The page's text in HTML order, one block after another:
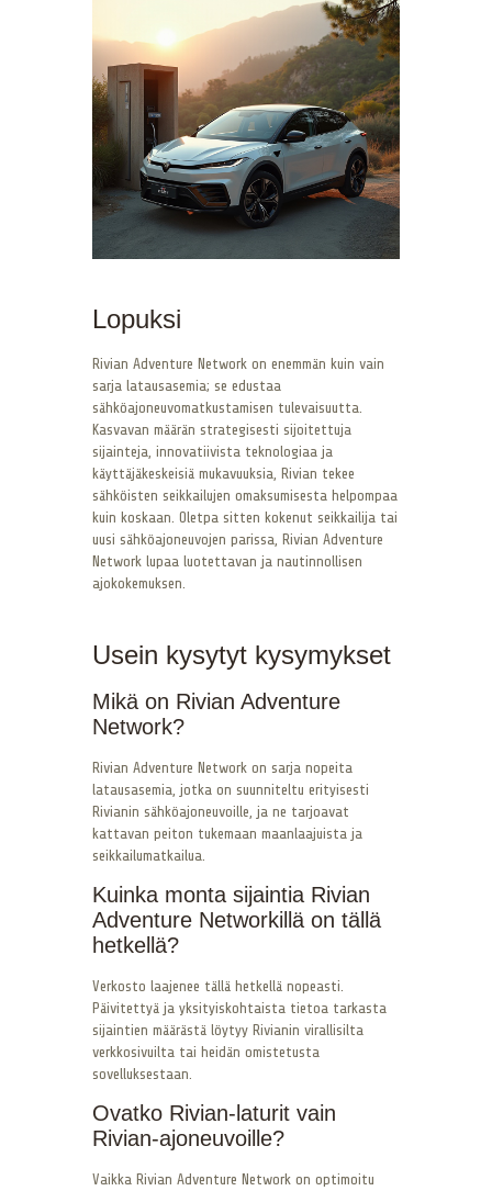
Lopuksi
Rivian Adventure Network on enemmän kuin vain
sarja latausasemia; se edustaa
sähköajoneuvomatkustamisen tulevaisuutta.
Kasvavan määrän strategisesti sijoitettuja
sijainteja, innovatiivista teknologiaa ja
käyttäjäkeskeisiä mukavuuksia, Rivian tekee
sähköisten seikkailujen omaksumisesta helpompaa
kuin koskaan. Oletpa sitten kokenut seikkailija tai
uusi sähköajoneuvojen parissa, Rivian Adventure
Network lupaa luotettavan ja nautinnollisen
ajokokemuksen.
Usein kysytyt kysymykset
Mikä on Rivian Adventure
Network?
Rivian Adventure Network on sarja nopeita
latausasemia, jotka on suunniteltu erityisesti
Rivianin sähköajoneuvoille, ja ne tarjoavat
kattavan peiton tukemaan maanlaajuista ja
seikkailumatkailua.
Kuinka monta sijaintia Rivian
Adventure Networkillä on tällä
hetkellä?
Verkosto laajenee tällä hetkellä nopeasti.
Päivitettyä ja yksityiskohtaista tietoa tarkasta
sijaintien määrästä löytyy Rivianin virallisilta
verkkosivuilta tai heidän omistetusta
sovelluksestaan.
Ovatko Rivian-laturit vain
Rivian-ajoneuvoille?
Vaikka Rivian Adventure Network on optimoitu